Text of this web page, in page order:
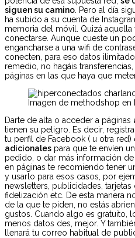
siguen su camino . Pero al día
ha subido a su cuenta de
memoria del móvil. Quizá aquella
conectarse. Aunque cueste un
engancharse a una wifi de
conecten, para eso datos
remedio, no hagáis
páginas en las que haya que
Imagen de methodshop en
Darte de alta o acceder a páginas
tienen su peligro. Es decir,
tu perfil de Facebook ( u otra red)
adicionales para que te envíen
pedido, o dar más información
en páginas te recomiendo tener
y usarlo para esos casos, por
newsletters, publicidades,
fidelización etc. De esta manera
de la que te piden, no estás
gustos. Cuando algo es gratuito,
menos datos des, mejor. Y
llenará tu correo habitual de